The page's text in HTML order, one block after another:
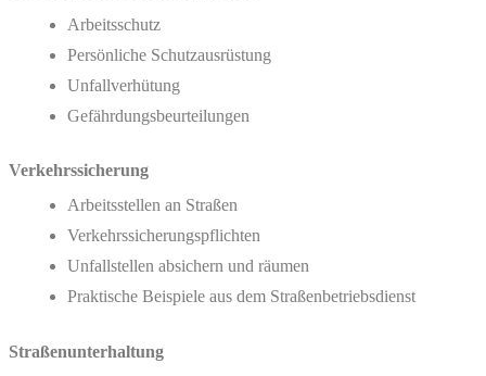
Arbeitsschutz
Persönliche Schutzausrüstung
Unfallverhütung
Gefährdungsbeurteilungen
Verkehrssicherung
Arbeitsstellen an Straßen
Verkehrssicherungspflichten
Unfallstellen absichern und räumen
Praktische Beispiele aus dem Straßenbetriebsdienst
Straßenunterhaltung